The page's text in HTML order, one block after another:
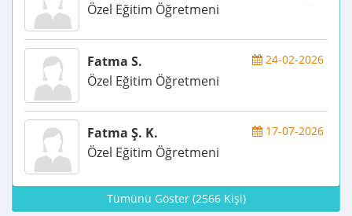
Özel Eğitim Öğretmeni
24-02-2026
Fatma S.
Özel Eğitim Öğretmeni
17-07-2026
Fatma Ş. K.
Özel Eğitim Öğretmeni
Tümünü Göster (2566 Kişi)